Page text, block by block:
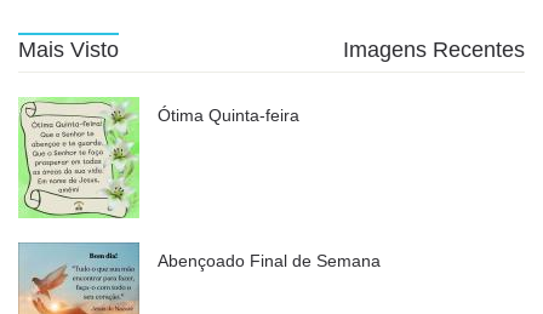
Mais Visto Imagens Recentes
Ótima Quinta-feira
Abençoado Final de Semana